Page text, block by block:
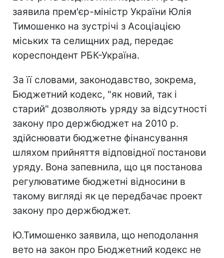
заявила прем'єр-міністр України Юлія
Тимошенко на зустрічі з Асоціацією
міських та селищних рад, передає
кореспондент РБК-Україна.
За її словами, законодавство, зокрема,
Бюджетний кодекс, "як новий, так і
старий" дозволяють уряду за відсутності
закону про держбюджет на 2010 р.
здійснювати бюджетне фінансування
шляхом прийняття відповідної постанови
уряду. Вона запевнила, що ця постанова
регулюватиме бюджетні відносини в
такому вигляді як це передбачає проект
закону про держбюджет.
Ю.Тимошенко заявила, що неподолання
вето на закон про Бюджетний кодекс не